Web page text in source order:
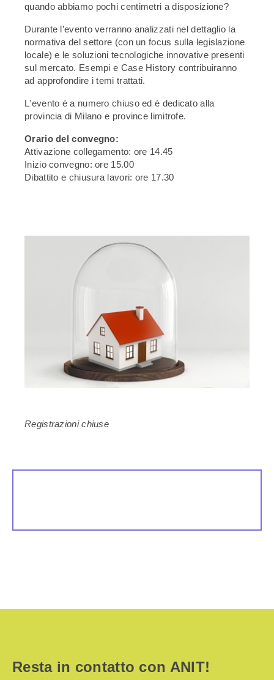
quando abbiamo pochi centimetri a disposizione?
Durante l’evento verranno analizzati nel dettaglio la
normativa del settore (con un focus sulla legislazione
locale) e le soluzioni tecnologiche innovative presenti
sul mercato. Esempi e Case History contribuiranno
ad approfondire i temi trattati.
L'evento è a numero chiuso ed è dedicato alla
provincia di Milano e province limitrofe.
Orario del convegno:
Attivazione collegamento: ore 14.45
Inizio convegno: ore 15.00
Dibattito e chiusura lavori: ore 17.30
Registrazioni chiuse
Resta in contatto con ANIT!